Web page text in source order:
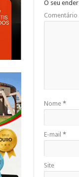
O seu
Comentário
Nome *
E-mail *
Site